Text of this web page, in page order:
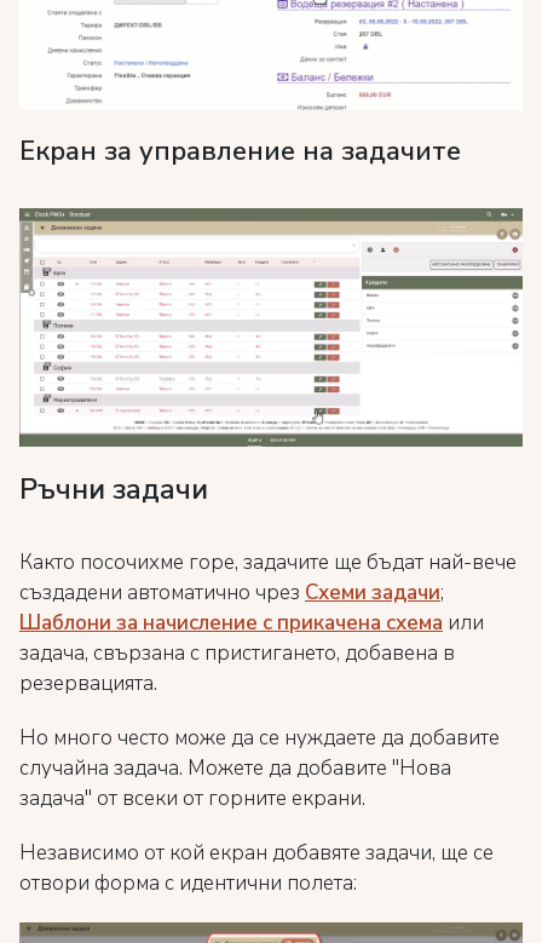
Екран за управление на задачите
Ръчни задачи
Както посочихме горе, задачите ще бъдат най-вече
създадени автоматично чрез Схеми задачи;
Шаблони за начисление с прикачена схема или
задача, свързана с пристигането, добавена в
резервацията.
Но много често може да се нуждаете да добавите
случайна задача. Можете да добавите "Нова
задача" от всеки от горните екрани.
Независимо от кой екран добавяте задачи, ще се
отвори форма с идентични полета: